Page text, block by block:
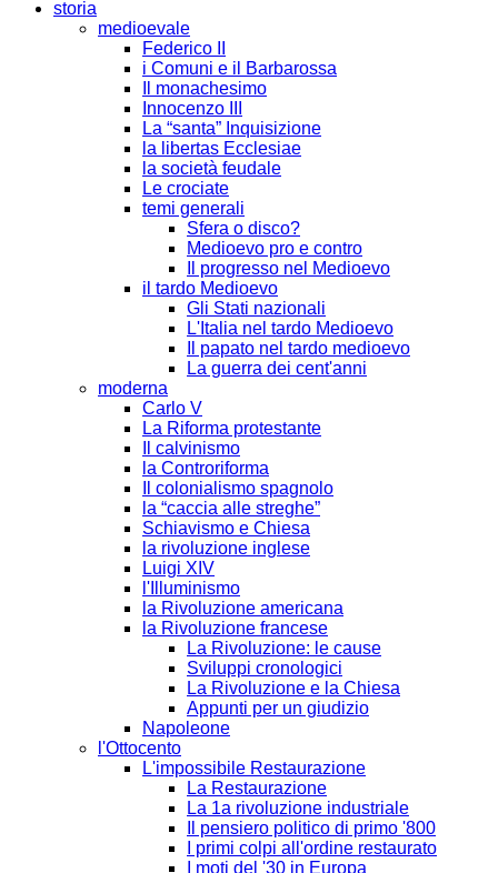
storia
medioevale
Federico II
i Comuni e il Barbarossa
Il monachesimo
Innocenzo III
La “santa” Inquisizione
la libertas Ecclesiae
la società feudale
Le crociate
temi generali
Sfera o disco?
Medioevo pro e contro
Il progresso nel Medioevo
il tardo Medioevo
Gli Stati nazionali
L'Italia nel tardo Medioevo
Il papato nel tardo medioevo
La guerra dei cent'anni
moderna
Carlo V
La Riforma protestante
Il calvinismo
la Controriforma
Il colonialismo spagnolo
la “caccia alle streghe”
Schiavismo e Chiesa
la rivoluzione inglese
Luigi XIV
l'Illuminismo
la Rivoluzione americana
la Rivoluzione francese
La Rivoluzione: le cause
Sviluppi cronologici
La Rivoluzione e la Chiesa
Appunti per un giudizio
Napoleone
l'Ottocento
L'impossibile Restaurazione
La Restaurazione
La 1a rivoluzione industriale
Il pensiero politico di primo '800
I primi colpi all'ordine restaurato
I moti del '30 in Europa